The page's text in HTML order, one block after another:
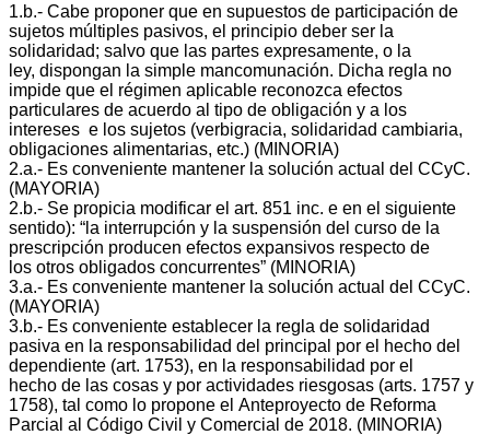
1.b.‐ Cabe proponer que en supuestos de participación de
sujetos múltiples pasivos, el principio deber ser la
solidaridad; salvo que las partes expresamente, o la
ley, dispongan la simple mancomunación. Dicha regla no
impide que el régimen aplicable reconozca efectos
particulares de acuerdo al tipo de obligación y a los
intereses e los sujetos (verbigracia, solidaridad cambiaria,
obligaciones alimentarias, etc.) (MINORIA)
2.a.‐ Es conveniente mantener la solución actual del CCyC.
(MAYORIA)
2.b.‐ Se propicia modificar el art. 851 inc. e en el siguiente
sentido): “la interrupción y la suspensión del curso de la
prescripción producen efectos expansivos respecto de
los otros obligados concurrentes” (MINORIA)
3.a.‐ Es conveniente mantener la solución actual del CCyC.
(MAYORIA)
3.b.‐ Es conveniente establecer la regla de solidaridad
pasiva en la responsabilidad del principal por el hecho del
dependiente (art. 1753), en la responsabilidad por el
hecho de las cosas y por actividades riesgosas (arts. 1757 y
1758), tal como lo propone el Anteproyecto de Reforma
Parcial al Código Civil y Comercial de 2018. (MINORIA)